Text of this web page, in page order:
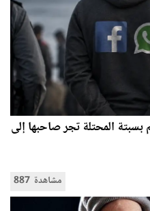
المحتلة تجر صاحبها إلى
887 مشاهدة